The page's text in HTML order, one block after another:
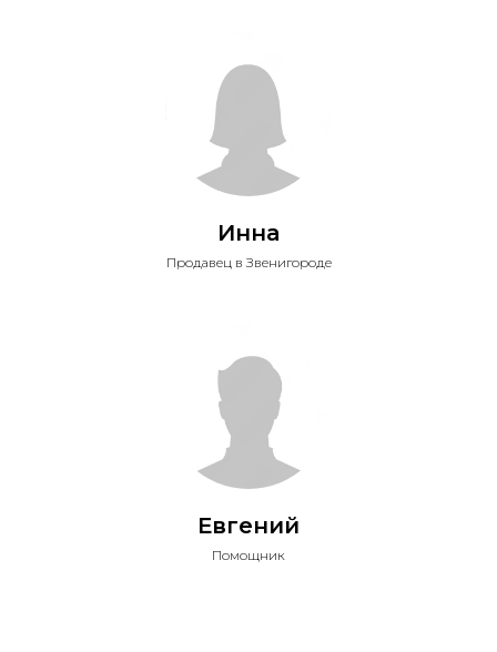
Инна
Продавец в Звенигороде
Евгений
Помощник